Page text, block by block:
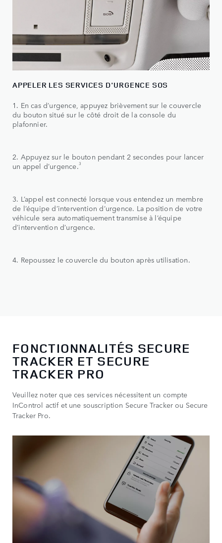
APPELER LES SERVICES D'URGENCE SOS
1. En cas d’urgence, appuyez brièvement sur le couvercle
du bouton situé sur le côté droit de la console du
plafonnier.
2. Appuyez sur le bouton pendant 2 secondes pour lancer
un appel d’urgence.3
3. L’appel est connecté lorsque vous entendez un membre
de l’équipe d’intervention d’urgence. La position de votre
véhicule sera automatiquement transmise à l’équipe
d’intervention d’urgence.
4. Repoussez le couvercle du bouton après utilisation.
FONCTIONNALITÉS SECURE
TRACKER ET SECURE
TRACKER PRO
Veuillez noter que ces services nécessitent un compte
InControl actif et une souscription Secure Tracker ou Secure
Tracker Pro.